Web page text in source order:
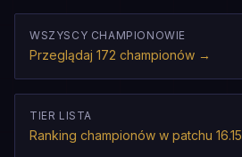
WSZYSCY CHAMPIONOWIE
Przeglądaj 172 championów →
TIER LISTA
Ranking championów w patchu 16.15